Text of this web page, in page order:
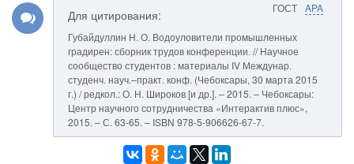
ГОСТ APA
Для цитирования:
Губайдуллин Н. О. Водоуловители промышленных
градирен: сборник трудов конференции. // Научное
сообщество студентов : материалы IV Междунар.
студенч. науч.–практ. конф. (Чебоксары, 30 марта 2015
г.) / редкол.: О. Н. Широков [и др.]. – 2015. – Чебоксары:
Центр научного сотрудничества «Интерактив плюс»,
2015. – С. 63-65. – ISBN 978-5-906626-67-7.